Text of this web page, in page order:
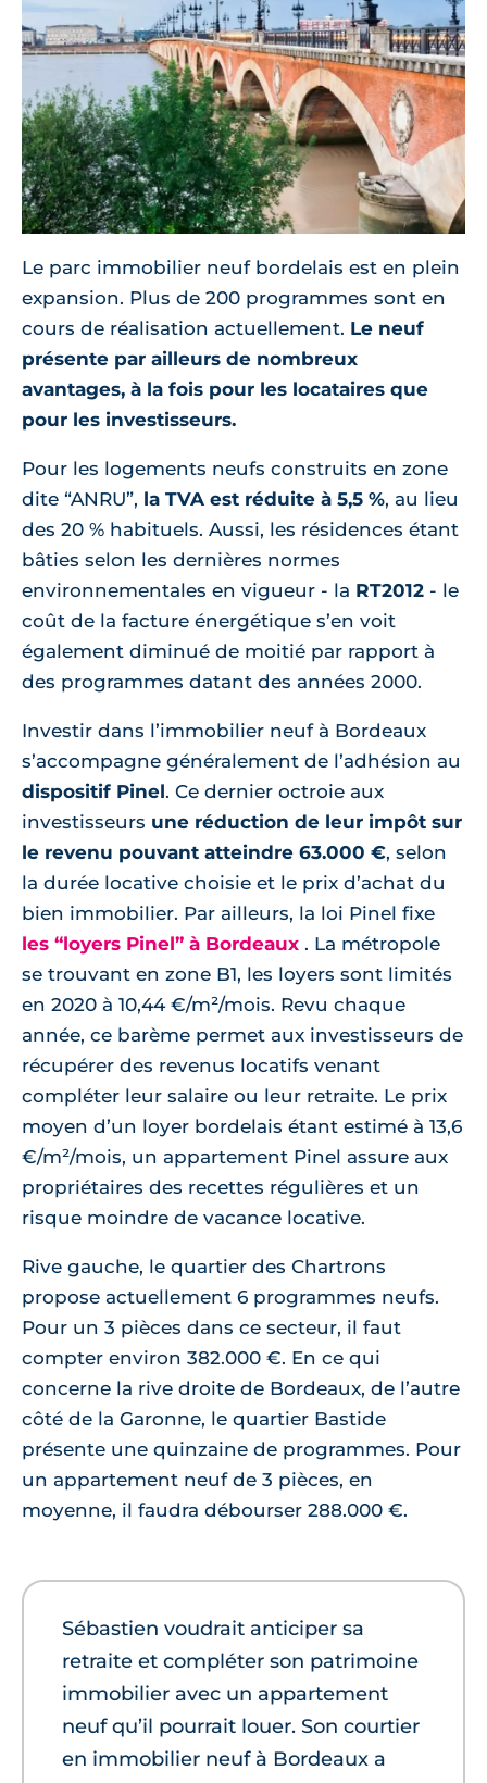
Le parc immobilier neuf bordelais est en plein
expansion. Plus de 200 programmes sont en
cours de réalisation actuellement. Le neuf
présente par ailleurs de nombreux
avantages, à la fois pour les locataires que
pour les investisseurs.
Pour les logements neufs construits en zone
dite “ANRU”, la TVA est réduite à 5,5 %, au lieu
des 20 % habituels. Aussi, les résidences étant
bâties selon les dernières normes
environnementales en vigueur - la RT2012 - le
coût de la facture énergétique s’en voit
également diminué de moitié par rapport à
des programmes datant des années 2000.
Investir dans l’immobilier neuf à Bordeaux
s’accompagne généralement de l’adhésion au
dispositif Pinel. Ce dernier octroie aux
investisseurs une réduction de leur impôt sur
le revenu pouvant atteindre 63.000 €, selon
la durée locative choisie et le prix d’achat du
bien immobilier. Par ailleurs, la loi Pinel fixe
les “loyers Pinel” à Bordeaux . La métropole
se trouvant en zone B1, les loyers sont limités
en 2020 à 10,44 €/m²/mois. Revu chaque
année, ce barème permet aux investisseurs de
récupérer des revenus locatifs venant
compléter leur salaire ou leur retraite. Le prix
moyen d’un loyer bordelais étant estimé à 13,6
€/m²/mois, un appartement Pinel assure aux
propriétaires des recettes régulières et un
risque moindre de vacance locative.
Rive gauche, le quartier des Chartrons
propose actuellement 6 programmes neufs.
Pour un 3 pièces dans ce secteur, il faut
compter environ 382.000 €. En ce qui
concerne la rive droite de Bordeaux, de l’autre
côté de la Garonne, le quartier Bastide
présente une quinzaine de programmes. Pour
un appartement neuf de 3 pièces, en
moyenne, il faudra débourser 288.000 €.
Sébastien voudrait anticiper sa
retraite et compléter son patrimoine
immobilier avec un appartement
neuf qu’il pourrait louer. Son courtier
en immobilier neuf à Bordeaux a